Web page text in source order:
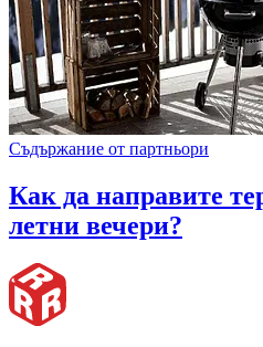
Съдържание от партньори
Как да направите
летни вечери?